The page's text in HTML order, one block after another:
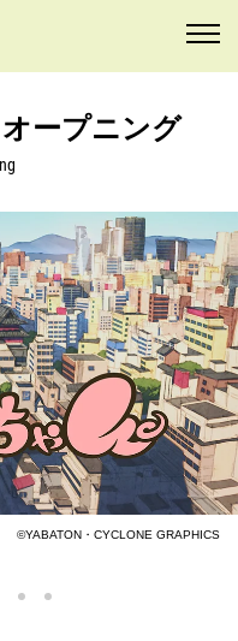
ープニング
©YABATON・CYCLONE GRAPHICS